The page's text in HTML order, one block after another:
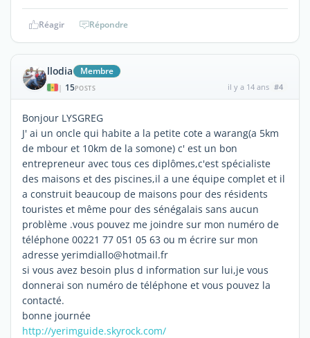
Réagir Répondre
llodia Membre
| 15POSTS il y a 14 ans #4
Bonjour LYSGREG
J' ai un oncle qui habite a la petite cote a warang(a 5km
de mbour et 10km de la somone) c' est un bon
entrepreneur avec tous ces diplômes,c'est spécialiste
des maisons et des piscines,il a une équipe complet et il
a construit beaucoup de maisons pour des résidents
touristes et même pour des sénégalais sans aucun
problème .vous pouvez me joindre sur mon numéro de
téléphone 00221 77 051 05 63 ou m écrire sur mon
adresse yerimdiallo@hotmail.fr
si vous avez besoin plus d information sur lui,je vous
donnerai son numéro de téléphone et vous pouvez la
contacté.
bonne journée
http://yerimguide.skyrock.com/